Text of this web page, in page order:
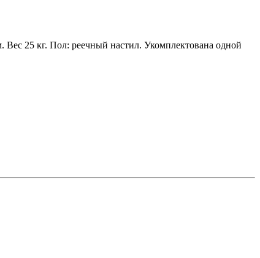
25 кг. Пол: реечный настил. Укомплектована одной